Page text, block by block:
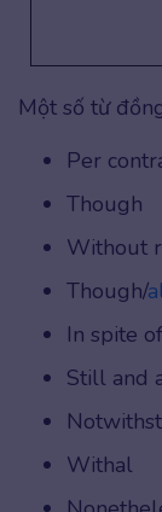
Một số từ
Per
Though
Without
Though/
In spite
Still and
Withal